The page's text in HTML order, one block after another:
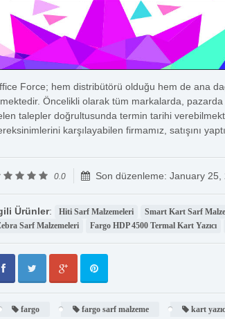
Force; hem distribütörü olduğu hem de ana
Öncelikli olarak tüm markalarda,
talepler doğrultusunda termin tarihi
karşılayabilen firmamız, satışını
0.0 Son düzenleme: January 25,
Ürünler: Hiti Sarf Malzemeleri Smart Kart Sarf
Sarf Malzemeleri
Fargo HDP 4500 Termal Kart Yazıcı
fargo fargo sarf malzeme kart